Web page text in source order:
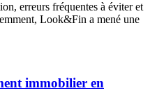
erreurs fréquentes à éviter et
Look&Fin a mené une
immobilier en